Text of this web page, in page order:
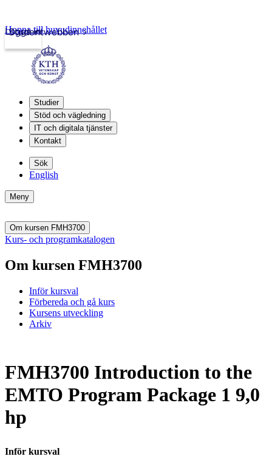
Studentwebben
Logga in
Hoppa till huvudinnehållet
Studier
Stöd och vägledning
IT och digitala tjänster
Kontakt
Sök
English
Meny
Om kursen FMH3700
Kurs- och programkatalogen
Om kursen FMH3700
Inför kursval
Förbereda och gå kurs
Kursens utveckling
Arkiv
FMH3700 Introduction to the
EMTO Program Package 1 9,0
hp
Inför kursval